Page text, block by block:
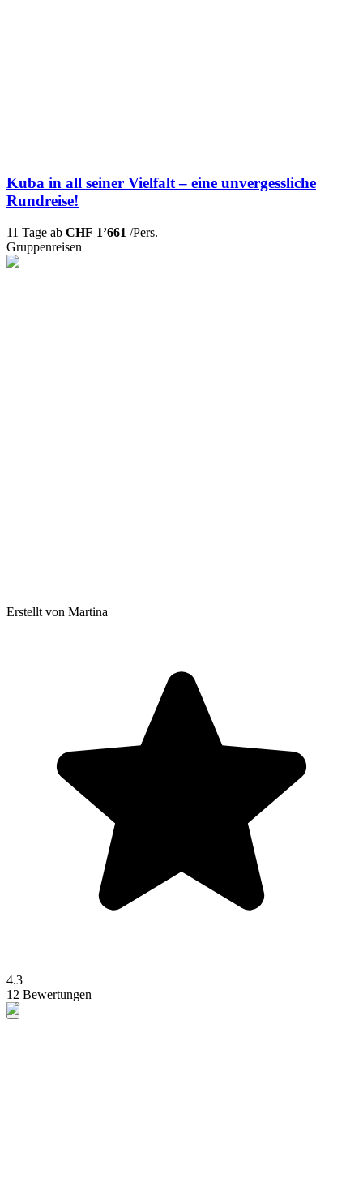
Kuba in all seiner Vielfalt – eine unvergessliche
Rundreise!
11 Tage ab CHF 1’661 /Pers.
Gruppenreisen
Erstellt von Martina
4.3
12 Bewertungen